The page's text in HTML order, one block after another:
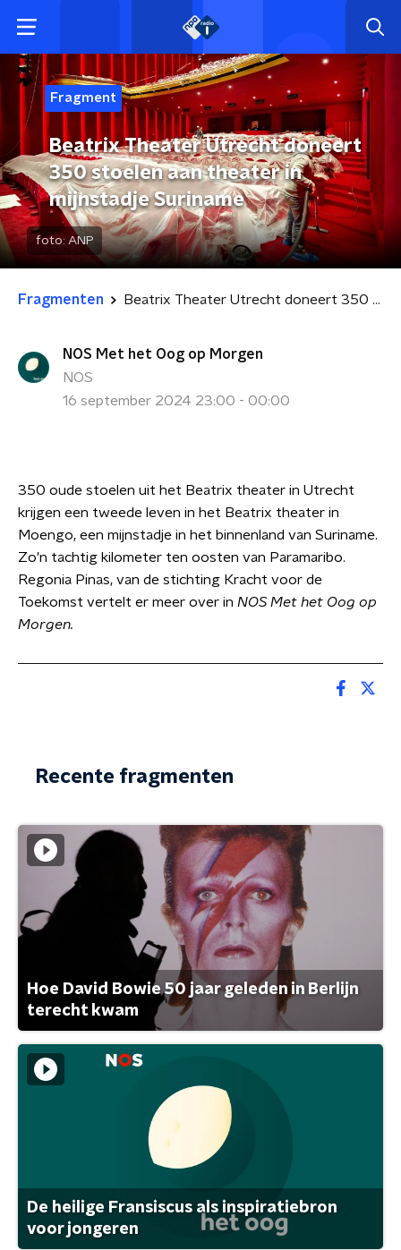
Fragment
Beatrix Theater Utrecht doneert
350 stoelen aan theater in
mijnstadje Suriname
foto: ANP
Fragmenten Beatrix Theater Utrecht doneert 350 stoelen aan theater in mijnstadje Suriname
NOS Met het Oog op Morgen
NOS
16 september 2024 23:00 - 00:00
350 oude stoelen uit het Beatrix theater in Utrecht
krijgen een tweede leven in het Beatrix theater in
Moengo, een mijnstadje in het binnenland van Suriname.
Zo'n tachtig kilometer ten oosten van Paramaribo.
Regonia Pinas, van de stichting Kracht voor de
Toekomst vertelt er meer over in NOS Met het Oog op
Morgen.
Recente fragmenten
Hoe David Bowie 50 jaar geleden in Berlijn
terecht kwam
De heilige Fransiscus als inspiratiebron
voor jongeren